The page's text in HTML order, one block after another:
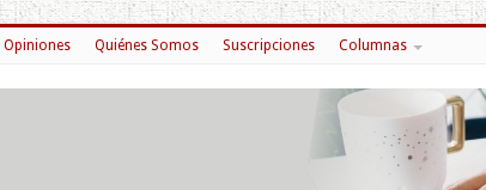
Opiniones Quiénes Somos Suscripciones Columnas